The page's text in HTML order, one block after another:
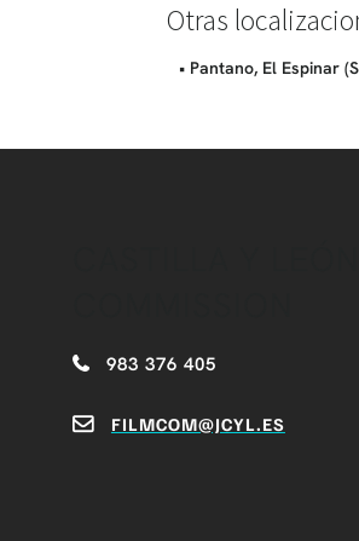
Otras
• Pantano, El Espinar
983 376 405
FILMCOM@JCYL.ES